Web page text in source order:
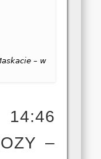
– w
–